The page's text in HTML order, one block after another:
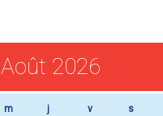
Août 2026
m j v s